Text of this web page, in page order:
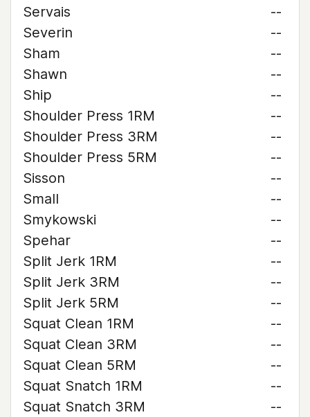
Servais
--
Severin
--
Sham
--
Shawn
--
Ship
--
Shoulder Press 1RM
--
Shoulder Press 3RM
--
Shoulder Press 5RM
--
Sisson
--
Small
--
Smykowski
--
Spehar
--
Split Jerk 1RM
--
Split Jerk 3RM
--
Split Jerk 5RM
--
Squat Clean 1RM
--
Squat Clean 3RM
--
Squat Clean 5RM
--
Squat Snatch 1RM
--
Squat Snatch 3RM
--